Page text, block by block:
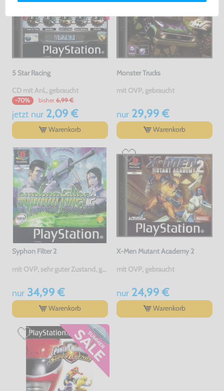
5 Star Racing
CD mit Anl., gebraucht
-70% bisher 6,99 €
jetzt nur2,09 €
Warenkorb
Monster Trucks
mit OVP, gebraucht
nur29,99 €
Warenkorb
Syphon Filter 2
mit OVP, sehr guter Zustand, gebraucht
nur34,99 €
Warenkorb
X-Men Mutant Academy 2
mit OVP, gebraucht
nur24,99 €
Warenkorb